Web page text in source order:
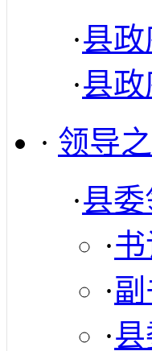
·县
·县
· 领导
·县
·
·
·